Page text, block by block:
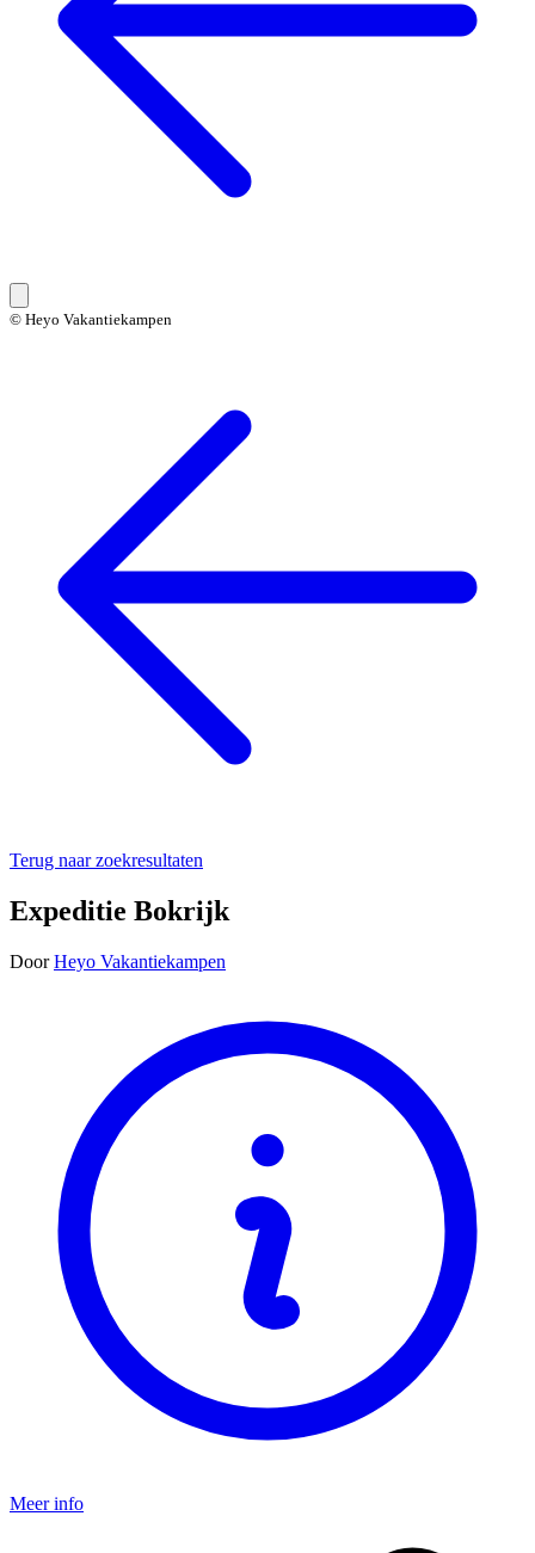
© Heyo Vakantiekampen
Terug naar zoekresultaten
Expeditie Bokrijk
Door Heyo Vakantiekampen
Meer info